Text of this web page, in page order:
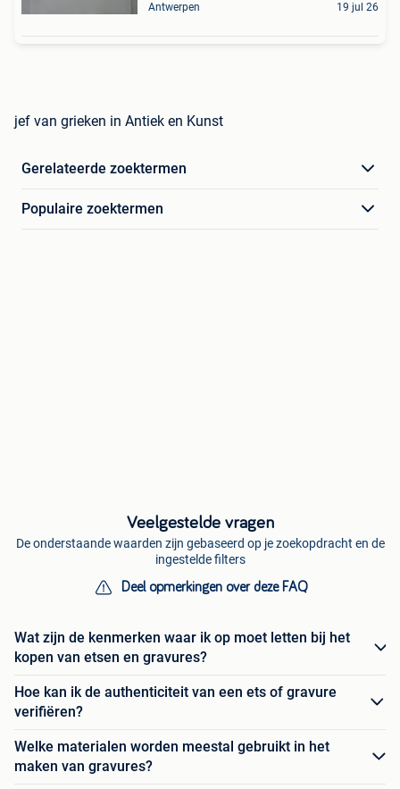
Antwerpen 19 jul 26
jef van grieken in Antiek en Kunst
Gerelateerde zoektermen
Populaire zoektermen
Veelgestelde vragen
De onderstaande waarden zijn gebaseerd op je zoekopdracht en de
ingestelde filters
Deel opmerkingen over deze FAQ
Wat zijn de kenmerken waar ik op moet letten bij het
kopen van etsen en gravures?
Hoe kan ik de authenticiteit van een ets of gravure
verifiëren?
Welke materialen worden meestal gebruikt in het
maken van gravures?